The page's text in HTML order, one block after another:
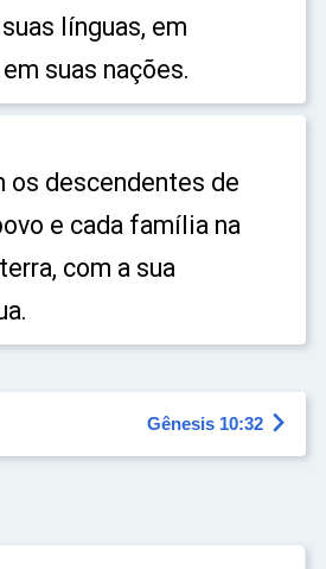
línguas, em
suas nações.
os descendentes de
e cada família na
com a sua
Gênesis 10:32 